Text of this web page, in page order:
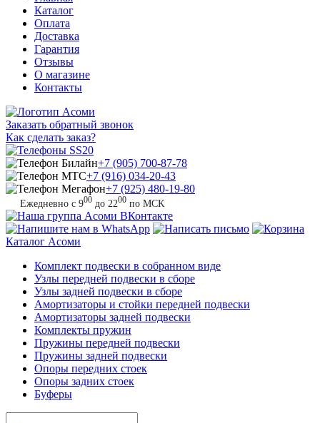
Каталог
Оплата
Доставка
Гарантия
Отзывы
О магазине
Контакты
Заказать обратный звонок
Как сделать заказ?
+7 (905) 700-87-78
+7 (916) 034-20-43
+7 (925) 480-19-80
Ежедневно с 900 до 2200 по МСК
Каталог Асоми
Комплект подвески в собранном виде
Узлы передней подвески в сборе
Узлы задней подвески в сборе
Амортизаторы и стойки передней подвески
Амортизаторы задней подвески
Комплекты пружин
Пружины передней подвески
Пружины задней подвески
Опоры передних стоек
Опоры задних стоек
Буферы